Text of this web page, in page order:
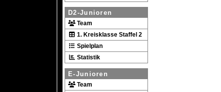
D2-Junioren
Team
1. Kreisklasse Staffel 2
Spielplan
Statistik
E-Junioren
Team